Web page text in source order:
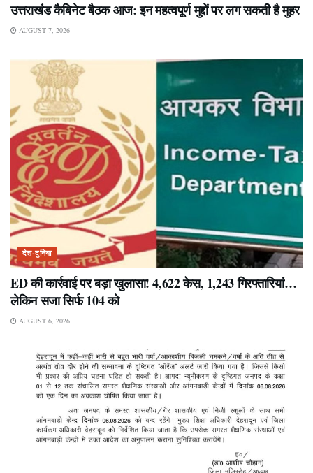
उत्तराखंड कैबिनेट बैठक आज: इन महत्वपूर्ण मुद्दों पर लग सकती है मुहर
AUGUST 7, 2026
देश-दुनिया
ED की कार्रवाई पर बड़ा खुलासा! 4,622 केस, 1,243 गिरफ्तारियां…
लेकिन सजा सिर्फ 104 को
AUGUST 6, 2026